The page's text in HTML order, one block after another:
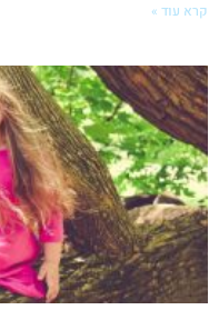
קרא עוד »